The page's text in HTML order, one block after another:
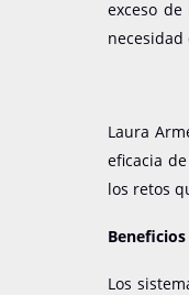
exceso
necesidad
Laura
eficacia
los retos
Los